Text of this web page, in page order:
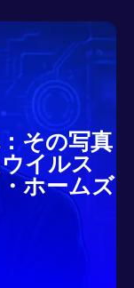
その写真
イルス
ホームズ